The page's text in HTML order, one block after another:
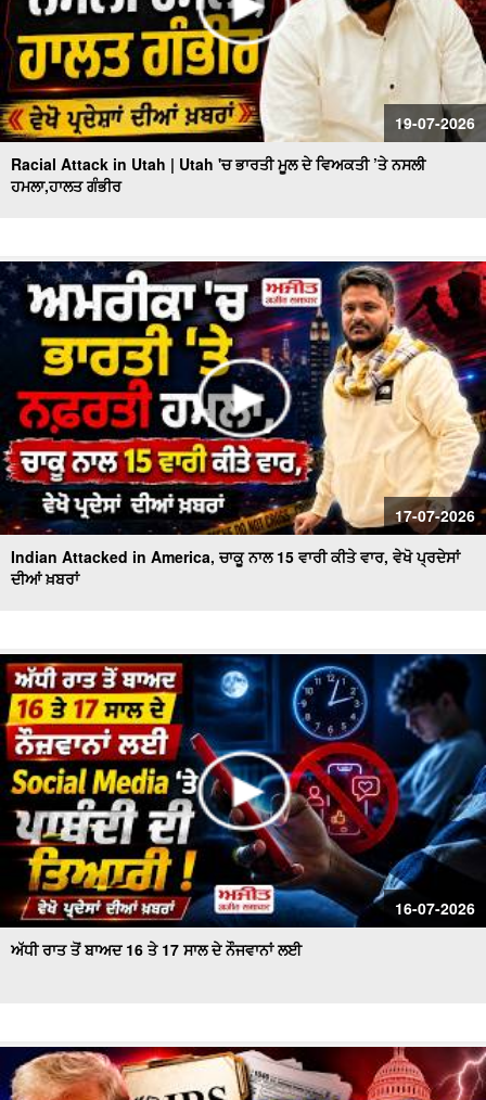
19-07-2026
Racial Attack in Utah | Utah 'ਚ ਭਾਰਤੀ ਮੂਲ ਦੇ ਵਿਅਕਤੀ ’ਤੇ ਨਸਲੀ
ਹਮਲਾ,ਹਾਲਤ ਗੰਭੀਰ
17-07-2026
Indian Attacked in America, ਚਾਕੂ ਨਾਲ 15 ਵਾਰੀ ਕੀਤੇ ਵਾਰ, ਵੇਖੋ ਪ੍ਰਦੇਸਾਂ
ਦੀਆਂ ਖ਼ਬਰਾਂ
16-07-2026
ਅੱਧੀ ਰਾਤ ਤੋਂ ਬਾਅਦ 16 ਤੇ 17 ਸਾਲ ਦੇ ਨੌਜਵਾਨਾਂ ਲਈ